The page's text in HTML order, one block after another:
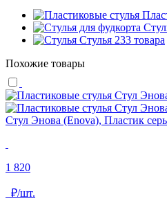
Стулья 233 товара
Похожие товары
Стул Энова (Enova), Пластик
1 820
₽/шт.